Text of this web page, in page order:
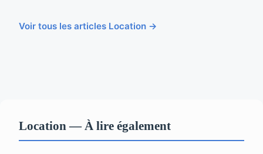
Voir tous les articles Location →
Location — À lire également